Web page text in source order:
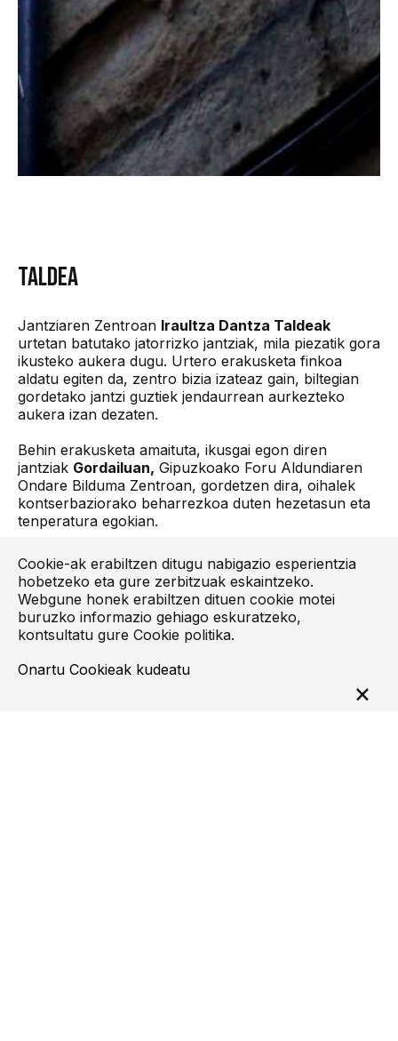
TALDEA
Jantziaren Zentroan Iraultza Dantza Taldeak
urtetan batutako jatorrizko jantziak, mila piezatik gora
ikusteko aukera dugu. Urtero erakusketa finkoa
aldatu egiten da, zentro bizia izateaz gain, biltegian
gordetako jantzi guztiek jendaurrean aurkezteko
aukera izan dezaten.
Behin erakusketa amaituta, ikusgai egon diren
jantziak Gordailuan, Gipuzkoako Foru Aldundiaren
Ondare Bilduma Zentroan, gordetzen dira, oihalek
kontserbaziorako beharrezkoa duten hezetasun eta
tenperatura egokian.
Cookie-ak erabiltzen ditugu nabigazio esperientzia
hobetzeko eta gure zerbitzuak eskaintzeko.
Webgune honek erabiltzen dituen cookie motei
buruzko informazio gehiago eskuratzeko,
kontsultatu gure Cookie politika.
Onartu Cookieak kudeatu